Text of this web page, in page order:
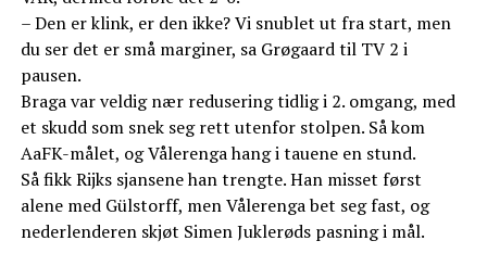
– Den er klink, er den ikke? Vi snublet ut fra start, men
du ser det er små marginer, sa Grøgaard til TV 2 i
pausen.
Braga var veldig nær redusering tidlig i 2. omgang, med
et skudd som snek seg rett utenfor stolpen. Så kom
AaFK-målet, og Vålerenga hang i tauene en stund.
Så fikk Rijks sjansene han trengte. Han misset først
alene med Gülstorff, men Vålerenga bet seg fast, og
nederlenderen skjøt Simen Juklerøds pasning i mål.